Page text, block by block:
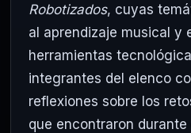
Robotizados, cuyas
al aprendizaje musical y
herramientas
integrantes del elenco
reflexiones sobre los
que encontraron